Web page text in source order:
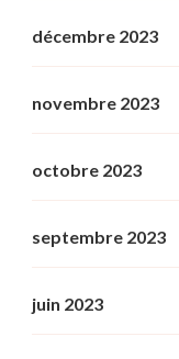
décembre 2023
novembre 2023
octobre 2023
septembre 2023
juin 2023